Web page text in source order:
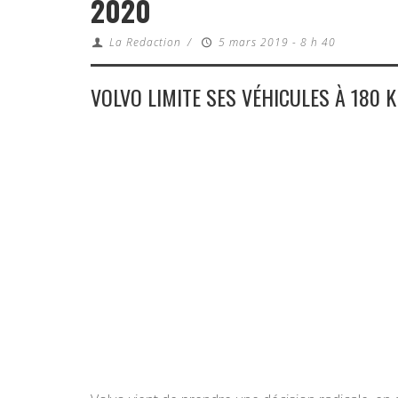
2020
La Redaction / 5 mars 2019 - 8 h 40
VOLVO LIMITE SES VÉHICULES À 180